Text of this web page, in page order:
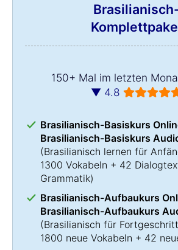
150+ Mal im letzten
▼ 4.8
Brasilianisch-Basiskurs
Brasilianisch-Basiskurs
(Brasilianisch lernen für
1300 Vokabeln + 42
Grammatik)
Brasilianisch-Aufbaukurs
Brasilianisch-Aufbaukurs
(Brasilianisch für
1800 neue Vokabeln + 42